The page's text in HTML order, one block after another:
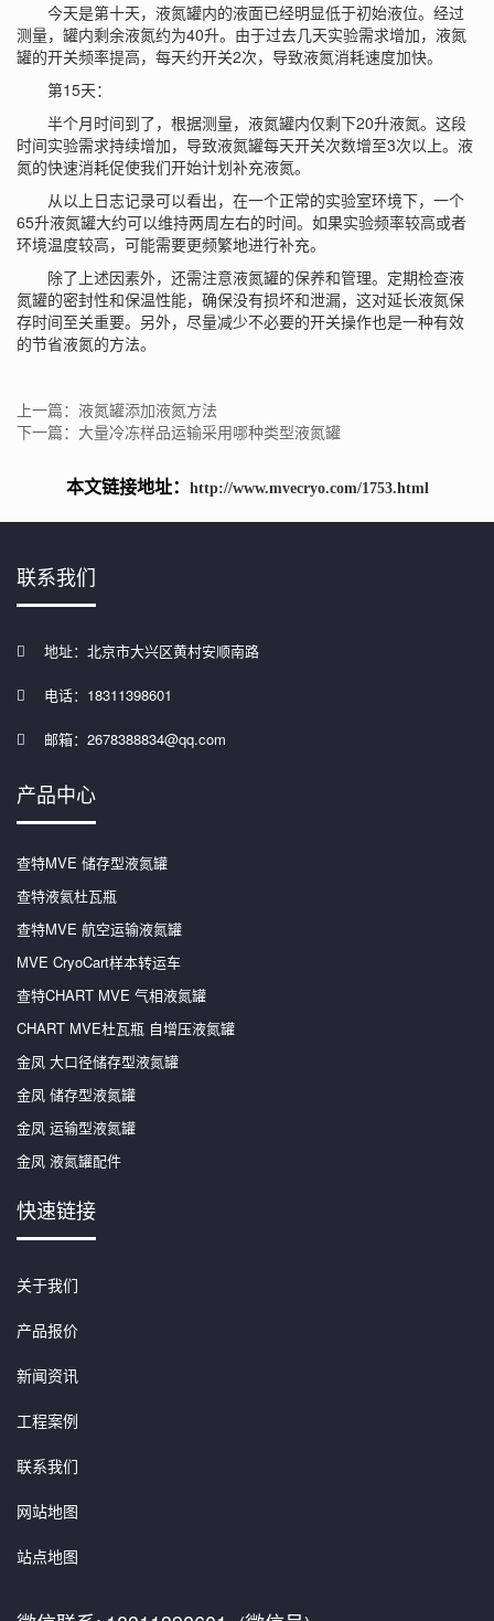
今天是第十天，液氮罐内的液面已经明显低于初始液位。经过
测量，罐内剩余液氮约为40升。由于过去几天实验需求增加，液氮
罐的开关频率提高，每天约开关2次，导致液氮消耗速度加快。
第15天：
半个月时间到了，根据测量，液氮罐内仅剩下20升液氮。这段
时间实验需求持续增加，导致液氮罐每天开关次数增至3次以上。液
氮的快速消耗促使我们开始计划补充液氮。
从以上日志记录可以看出，在一个正常的实验室环境下，一个
65升液氮罐大约可以维持两周左右的时间。如果实验频率较高或者
环境温度较高，可能需要更频繁地进行补充。
除了上述因素外，还需注意液氮罐的保养和管理。定期检查液
氮罐的密封性和保温性能，确保没有损坏和泄漏，这对延长液氮保
存时间至关重要。另外，尽量减少不必要的开关操作也是一种有效
的节省液氮的方法。
上一篇：液氮罐添加液氮方法
下一篇：大量冷冻样品运输采用哪种类型液氮罐
本文链接地址： http://www.mvecryo.com/1753.html
联系我们
地址：北京市大兴区黄村安顺南路
电话：18311398601
邮箱：2678388834@qq.com
产品中心
查特MVE 储存型液氮罐
查特液氦杜瓦瓶
查特MVE 航空运输液氮罐
MVE CryoCart样本转运车
查特CHART MVE 气相液氮罐
CHART MVE杜瓦瓶 自增压液氮罐
金凤 大口径储存型液氮罐
金凤 储存型液氮罐
金凤 运输型液氮罐
金凤 液氮罐配件
快速链接
关于我们
产品报价
新闻资讯
工程案例
联系我们
网站地图
站点地图